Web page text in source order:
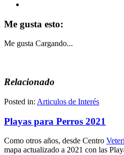
Me gusta esto:
Me gusta Cargando...
Relacionado
Posted in: Articulos de Interés
Playas para Perros 2021
Como otros años, desde Centro
mapa actualizado a 2021 con las